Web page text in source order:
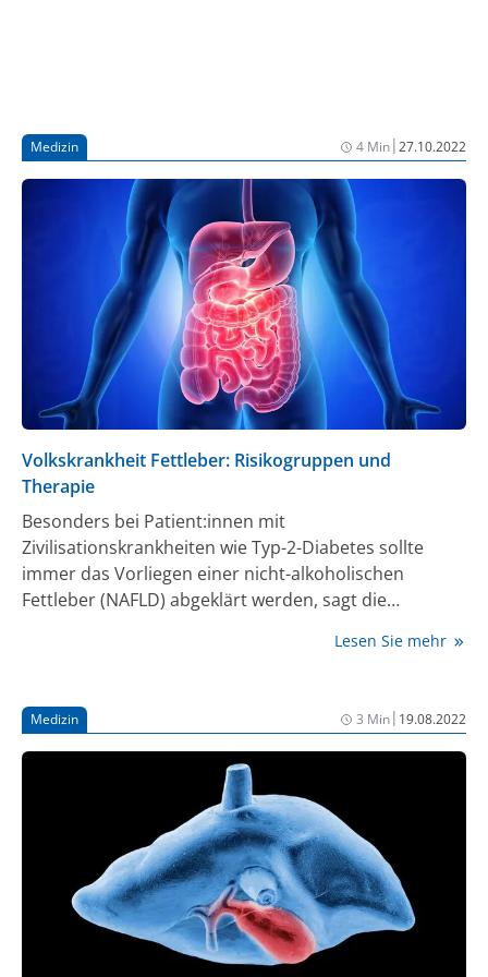
Medizin 4 Min|27.10.2022
Volkskrankheit Fettleber: Risikogruppen und
Therapie
Besonders bei Patient:innen mit
Zivilisationskrankheiten wie Typ-2-Diabetes sollte
immer das Vorliegen einer nicht-alkoholischen
Fettleber (NAFLD) abgeklärt werden, sagt die
Unbehandelt könne eine NAFLD über Entzündung
schließlich zum Versagen des wichtigen
Stoffwechselorgans führen. Zu der Gruppe mit
hohem Risiko für eine NAFLD gehören nicht nur
Menschen mit Diabetes mellitus Typ 2, sondern auch
Adipositas, arterieller Hypertonie,
Fettstoffwechselstörungen oder metabolischem
Syndrom. Weniger bekannt ist, dass auch typische
endokrinologische Erkrankungen wie Polyzystisches
Ovarialsyndrom (PCOS), Cushing-Syndrom und
Akromegalie Risikofaktoren darstellen. All diese
Gesundheitsstörungen werden von
Lesen Sie mehr
Medizin 3 Min| 19.08.2022